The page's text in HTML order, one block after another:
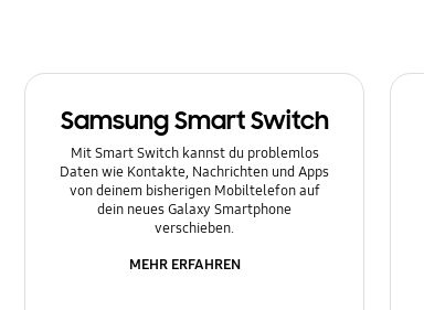
Sperre
Ton
Samsung Smart Switch
Mit Smart Switch kannst du problemlos
Daten wie Kontakte, Nachrichten und Apps
von deinem bisherigen Mobiltelefon auf
dein neues Galaxy Smartphone
verschieben.
MEHR ERFAHREN